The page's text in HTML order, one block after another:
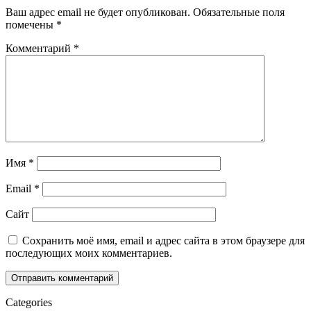
Ваш адрес email не будет опубликован. Обязательные поля
помечены *
Комментарий *
Имя *
Email *
Сайт
Сохранить моё имя, email и адрес сайта в этом браузере для
последующих моих комментариев.
Categories